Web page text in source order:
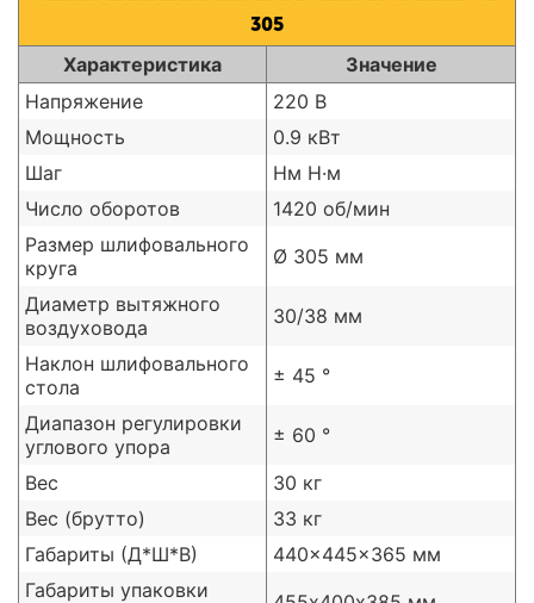
305
Характеристика
Значение
Напряжение
220 В
Мощность
0.9 кВт
Шаг
Нм H·м
Число оборотов
1420 об/мин
Размер шлифовального
круга
Ø 305 мм
Диаметр вытяжного
воздуховода
30/38 мм
Наклон шлифовального
стола
± 45 °
Диапазон регулировки
углового упора
± 60 °
Вес
30 кг
Вес (брутто)
33 кг
Габариты (Д*Ш*В)
440x445x365 мм
Габариты упаковки